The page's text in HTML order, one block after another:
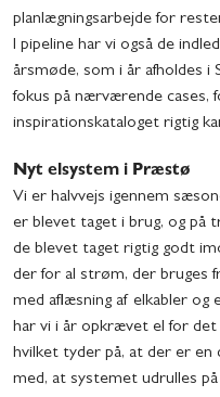
planlægningsarbejde for
I pipeline har vi også de
årsmøde, som i år afholdes i
fokus på nærværende cases,
inspirationskataloget rigtig
Nyt elsystem i Præstø
Vi er halvvejs igennem
er blevet taget i brug, og på
de blevet taget rigtig godt
der for al strøm, der bruges
med aflæsning af elkabler og
har vi i år opkrævet el for det
hvilket tyder på, at der er
med, at systemet udrulles på